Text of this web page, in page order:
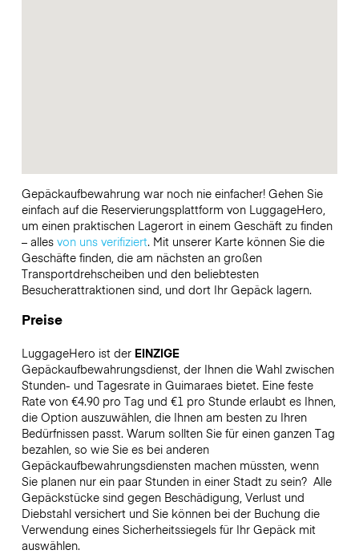
Gepäckaufbewahrung war noch nie einfacher! Gehen Sie
einfach auf die Reservierungsplattform von LuggageHero,
um einen praktischen Lagerort in einem Geschäft zu finden
– alles von uns verifiziert. Mit unserer Karte können Sie die
Geschäfte finden, die am nächsten an großen
Transportdrehscheiben und den beliebtesten
Besucherattraktionen sind, und dort Ihr Gepäck lagern.
Preise
LuggageHero ist der EINZIGE
Gepäckaufbewahrungsdienst, der Ihnen die Wahl zwischen
Stunden- und Tagesrate in Guimaraes bietet. Eine feste
Rate von €4.90 pro Tag und €1 pro Stunde erlaubt es Ihnen,
die Option auszuwählen, die Ihnen am besten zu Ihren
Bedürfnissen passt. Warum sollten Sie für einen ganzen Tag
bezahlen, so wie Sie es bei anderen
Gepäckaufbewahrungsdiensten machen müssten, wenn
Sie planen nur ein paar Stunden in einer Stadt zu sein? Alle
Gepäckstücke sind gegen Beschädigung, Verlust und
Diebstahl versichert und Sie können bei der Buchung die
Verwendung eines Sicherheitssiegels für Ihr Gepäck mit
auswählen.